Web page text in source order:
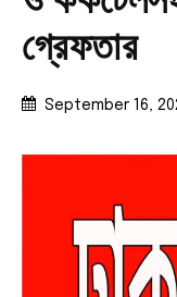
গ্রেফতার
September 16,